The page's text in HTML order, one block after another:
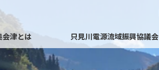
会津とは 只見川電源流域振興協議会